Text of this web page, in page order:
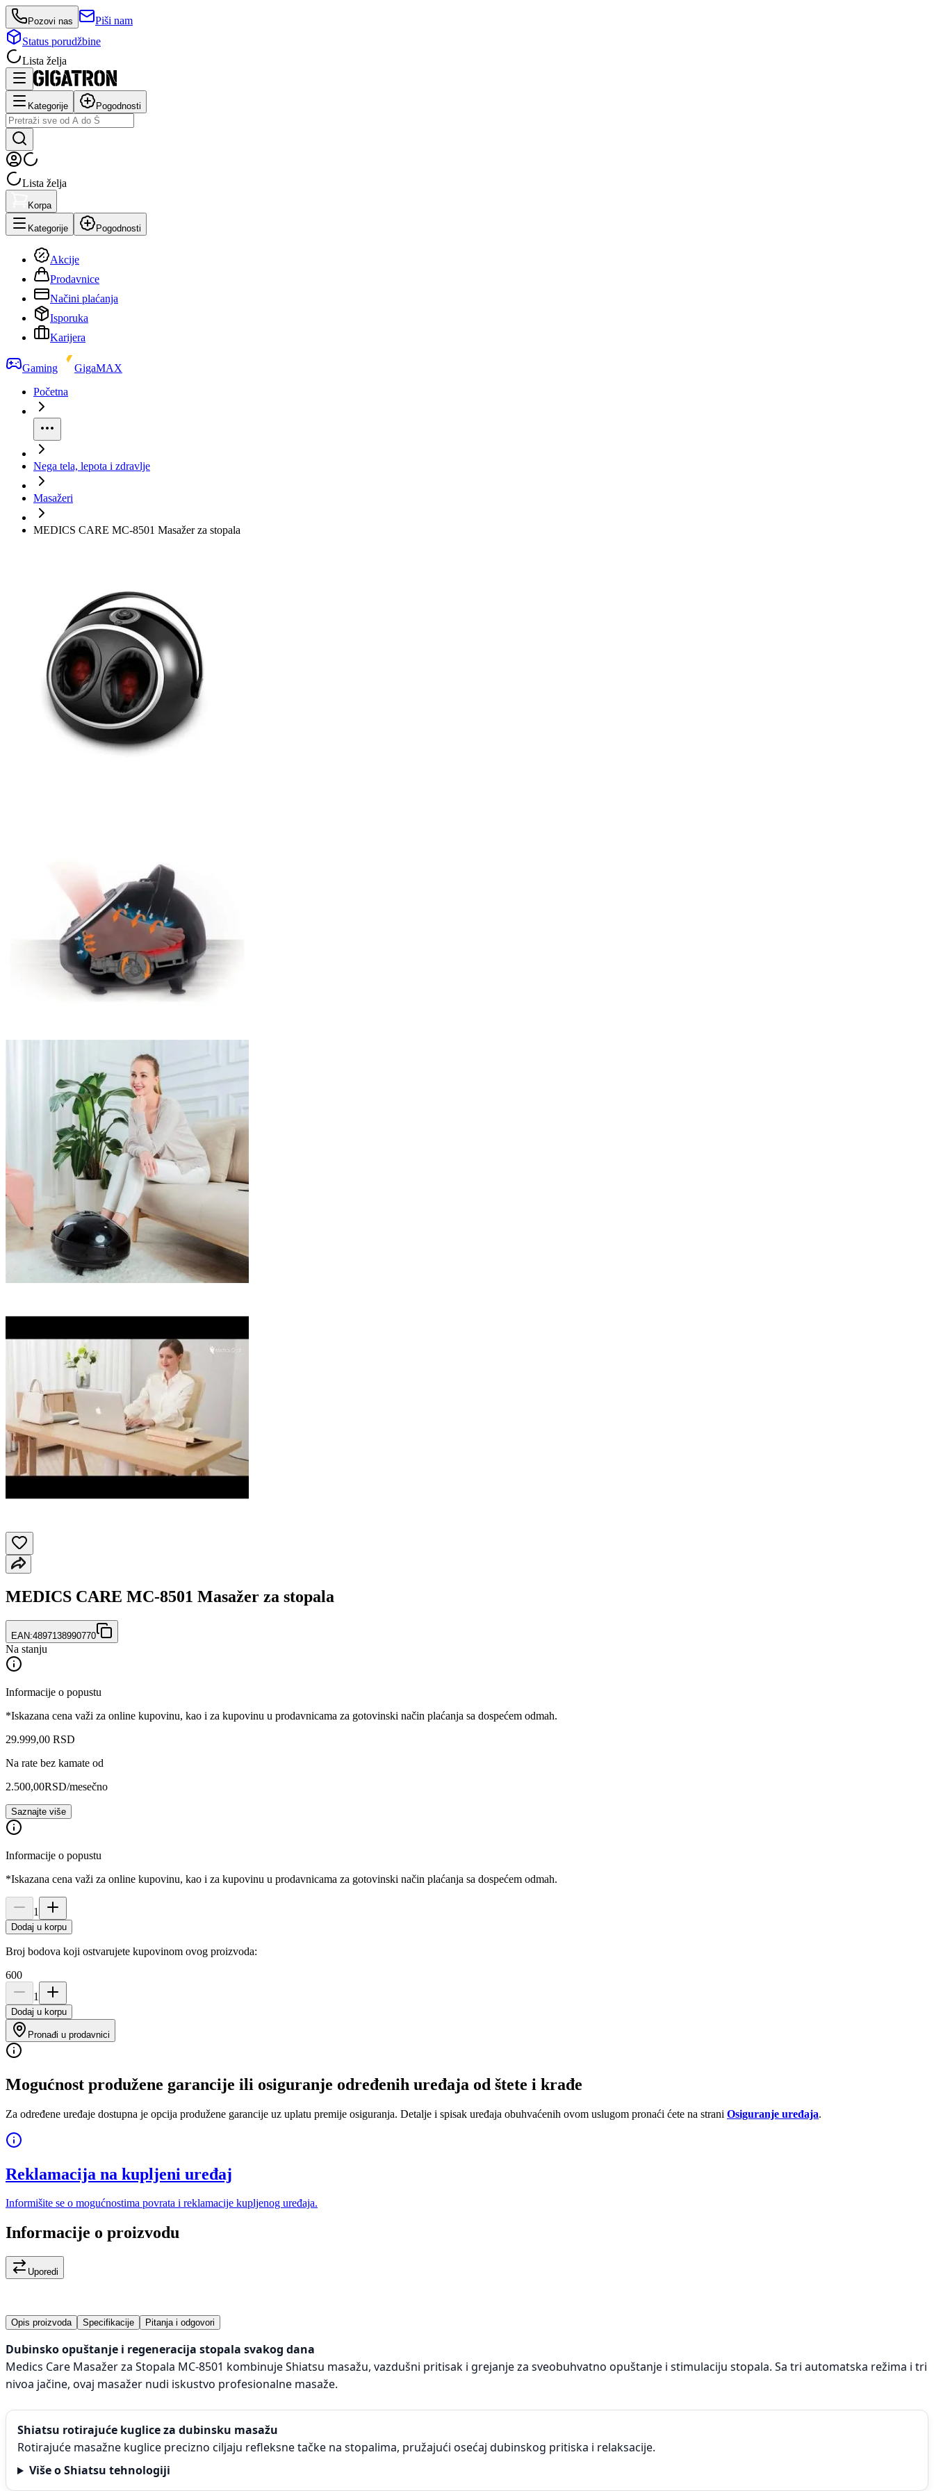
Pozovi nas
Piši nam
Status porudžbine
Lista želja
Kategorije Pogodnosti
Lista želja
Korpa
Kategorije Pogodnosti
Akcije
Prodavnice
Načini plaćanja
Isporuka
Karijera
Gaming
GigaMAX
Početna
Nega tela, lepota i zdravlje
Masažeri
MEDICS CARE MC-8501 Masažer za stopala
MEDICS CARE MC-8501 Masažer za stopala
EAN:4897138990770
Na stanju
Informacije o popustu
*Iskazana cena važi za online kupovinu, kao i za kupovinu u prodavnicama za gotovinski način plaćanja sa dospećem odmah.
29.999,00 RSD
Na rate bez kamate od
2.500,00RSD/mesečno
Saznajte više
Informacije o popustu
*Iskazana cena važi za online kupovinu, kao i za kupovinu u prodavnicama za gotovinski način plaćanja sa dospećem odmah.
1
Dodaj u korpu
Broj bodova koji ostvarujete kupovinom ovog proizvoda:
600
1
Dodaj u korpu
Pronađi u prodavnici
Mogućnost produžene garancije ili osiguranje određenih uređaja od štete i krađe
Za određene uređaje dostupna je opcija produžene garancije uz uplatu premije osiguranja. Detalje i spisak uređaja obuhvaćenih ovom uslugom pronaći ćete na strani Osiguranje uređaja.
Reklamacija na kupljeni uređaj
Informišite se o mogućnostima povrata i reklamacije kupljenog uređaja.
Informacije o proizvodu
Uporedi
Opis proizvoda Specifikacije Pitanja i odgovori
Dubinsko opuštanje i regeneracija stopala svakog dana
Medics Care Masažer za Stopala MC-8501 kombinuje Shiatsu masažu, vazdušni pritisak i grejanje za sveobuhvatno opuštanje i stimulaciju stopala. Sa tri automatska režima i tri
nivoa jačine, ovaj masažer nudi iskustvo profesionalne masaže.
Shiatsu rotirajuće kuglice za dubinsku masažu
Rotirajuće masažne kuglice precizno ciljaju refleksne tačke na stopalima, pružajući osećaj dubinskog pritiska i relaksacije.
Više o Shiatsu tehnologiji